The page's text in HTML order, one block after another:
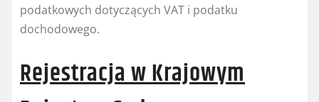
podatkowych dotyczących VAT i podatku
dochodowego.
Rejestracja w Krajowym